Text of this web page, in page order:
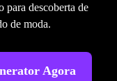
para descoberta de
de moda.
Agora